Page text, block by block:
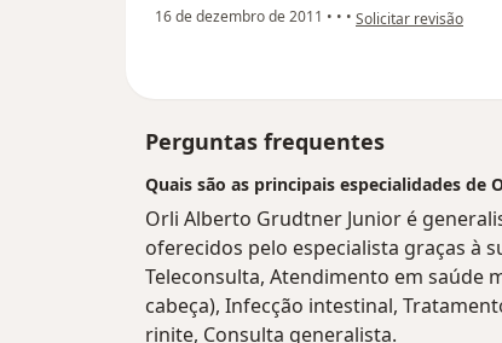
16 de dezembro de 2011 • • • na opinião do
Solicitar revisão
Perguntas frequentes
Quais são as principais especialidades de
Orli Alberto Grudtner Junior é
oferecidos pelo especialista graças à
Teleconsulta, Atendimento em saúde
cabeça), Infecção intestinal,
rinite, Consulta generalista.